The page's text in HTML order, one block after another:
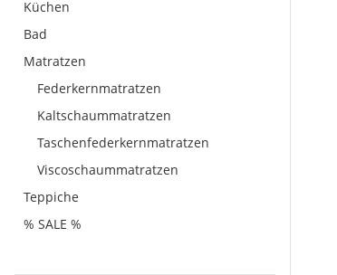
Küchen
Bad
Matratzen
Federkernmatratzen
Kaltschaummatratzen
Taschenfederkernmatratzen
Viscoschaummatratzen
Teppiche
% SALE %